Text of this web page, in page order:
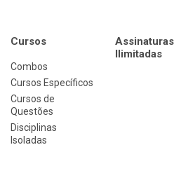
Cursos
Combos
Cursos Específicos
Cursos de
Questões
Disciplinas
Isoladas
Assinaturas
Ilimitadas